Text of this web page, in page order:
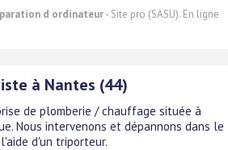
d ordinateur- Site pro (SASU). En ligne
à Nantes (44)
de plomberie / chauffage située à
Nous intervenons et dépannons dans le
d'un triporteur.